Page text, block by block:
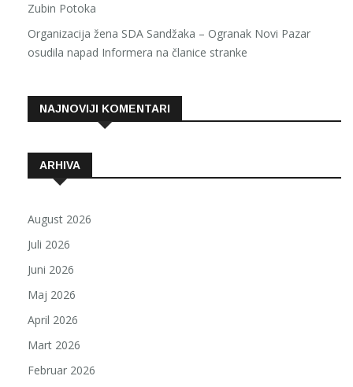
Zubin Potoka
Organizacija žena SDA Sandžaka – Ogranak Novi Pazar
osudila napad Informera na članice stranke
NAJNOVIJI KOMENTARI
ARHIVA
August 2026
Juli 2026
Juni 2026
Maj 2026
April 2026
Mart 2026
Februar 2026